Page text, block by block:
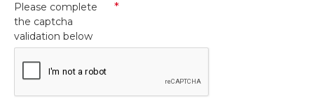
Please complete
the captcha
validation below